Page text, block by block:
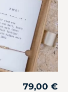
79,00 €